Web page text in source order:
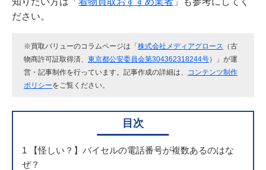
ださい。
※買取バリューのコラムページは「 株式会社メディアグロース （古
物商許可証取得済、 東京都公安委員会第304362318244号）」が運
営・記事制作を行っています。記事作成の詳細は、 コンテンツ制作
ポリシーをご覧ください。
目次
1 【怪しい？】バイセルの電話番号が複数あるのはな
ぜ？